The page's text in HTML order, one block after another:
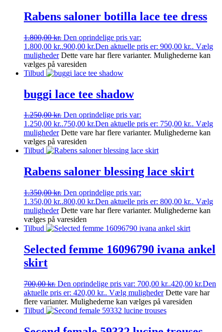
Rabens saloner botilla lace tee dress
1.800,00kr. Den oprindelige pris var:
1.800,00 kr..900,00 kr.Den aktuelle pris er: 900,00 kr.. Vælg
muligheder Dette vare har flere varianter. Mulighederne kan
vælges på varesiden
Tilbud
buggi lace tee shadow
1.250,00kr. Den oprindelige pris var:
1.250,00 kr..750,00 kr.Den aktuelle pris er: 750,00 kr.. Vælg
muligheder Dette vare har flere varianter. Mulighederne kan
vælges på varesiden
Tilbud
Rabens saloner blessing lace skirt
1.350,00kr. Den oprindelige pris var:
1.350,00 kr..800,00 kr.Den aktuelle pris er: 800,00 kr.. Vælg
muligheder Dette vare har flere varianter. Mulighederne kan
vælges på varesiden
Tilbud
Selected femme 16096790 ivana ankel
skirt
700,00kr. Den oprindelige pris var: 700,00 kr..420,00 kr.Den
aktuelle pris er: 420,00 kr.. Vælg muligheder Dette vare har
flere varianter. Mulighederne kan vælges på varesiden
Tilbud